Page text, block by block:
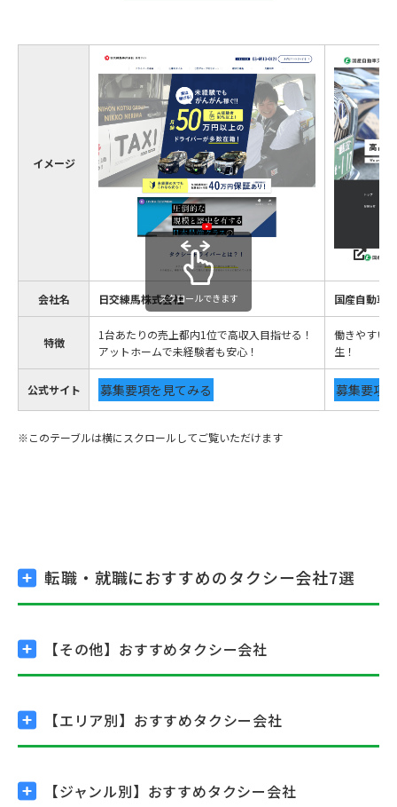
イメージ
会社名 日交練馬株式会社 国産自動車
特徴
1台あたりの売上都内1位で高収入目指せる！
アットホームで未経験者も安心！
働きやすい
生！
公式サイト 募集要項を見てみる 募集要項
スクロールできます
転職・就職におすすめのタクシー会社7選
【その他】 おすすめタクシー会社
【エリア別】 おすすめタクシー会社
【ジャンル別】 おすすめタクシー会社